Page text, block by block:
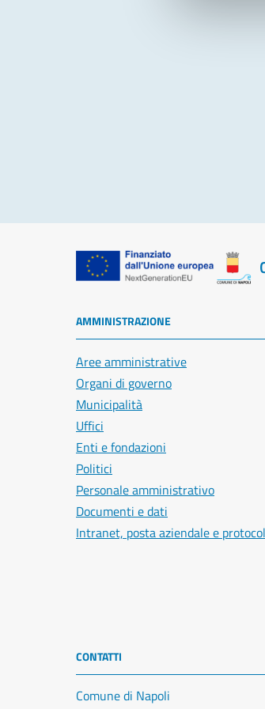
AMMINISTRAZIONE
Aree amministrative
Organi di governo
Municipalità
Uffici
Enti e fondazioni
Politici
Personale amministrativo
Documenti e dati
Intranet, posta aziendale e
CONTATTI
Comune di Napoli